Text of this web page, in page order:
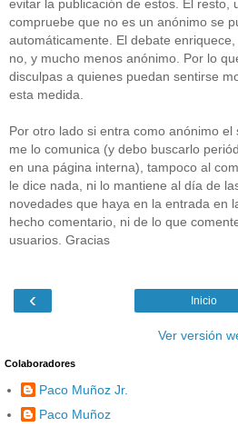
evitar la publicación de estos. El resto,
compruebe que no es un anónimo se
automáticamente. El debate
no, y mucho menos anónimo. Por lo
disculpas a quienes puedan sentirse
esta medida.
Por otro lado si entra como anónimo el
me lo comunica (y debo buscarlo
en una página interna), tampoco al
le dice nada, ni lo mantiene al día de
novedades que haya en la entrada en
hecho comentario, ni de lo que
usuarios. Gracias
‹ Inicio
Ver versión
Colaboradores
Paco Muñoz Jr.
Paco Muñoz